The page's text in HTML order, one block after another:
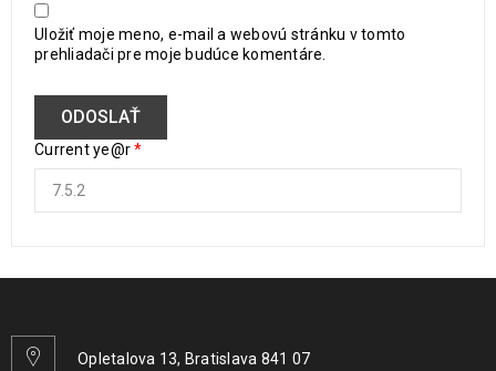
Uložiť moje meno, e-mail a webovú stránku v tomto
prehliadači pre moje budúce komentáre.
Current ye@r*
Opletalova 13, Bratislava 841 07